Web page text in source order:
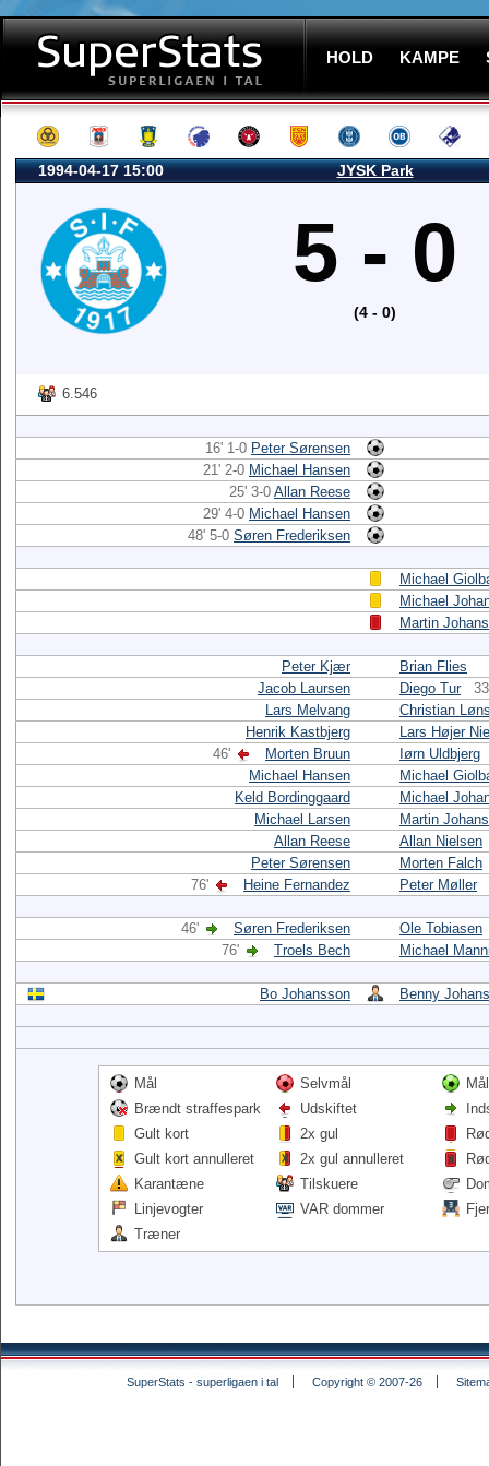
HOLD KAMPE
1994-04-17 15:00 JYSK Park
5 - 0
(4 - 0)
6.546
16' 1-0 Peter Sørensen
21' 2-0 Michael Hansen
25' 3-0 Allan Reese
29' 4-0 Michael Hansen
48' 5-0 Søren Frederiksen
Michael
Michael
Martin
Peter Kjær
Brian Flies
Jacob Laursen
Diego Tur
Lars Melvang
Christian
Henrik Kastbjerg
Lars Højer
46'
Morten Bruun
Iørn Uldbjerg
Michael Hansen
Michael
Keld Bordinggaard
Michael
Michael Larsen
Martin
Allan Reese
Allan Nielsen
Peter Sørensen
Morten Falch
76'
Heine Fernandez Peter Møller
46' Søren Frederiksen
Ole Tobiasen
76'
Troels Bech Michael
Bo Johansson Benny
Mål Selvmål
Brændt straffespark
Udskiftet
Gult kort
2x gul
Gult kort annulleret
2x gul annulleret
Karantæne
Tilskuere
Linjevogter
VAR dommer
Træner
SuperStats - superligaen i tal Copyright © 2007-26